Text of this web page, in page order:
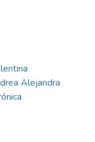
Alejandra